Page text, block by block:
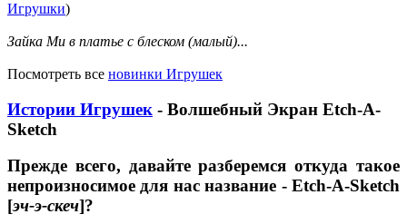
Игрушки)
Зайка Ми в платье с блеском (малый)...
Посмотреть все новинки Игрушек
Истории Игрушек - Волшебный Экран Etch-A-
Sketch
Прежде всего, давайте разберемся откуда такое
непроизносимое для нас название - Etch-A-Sketch
[эч-э-скеч]?